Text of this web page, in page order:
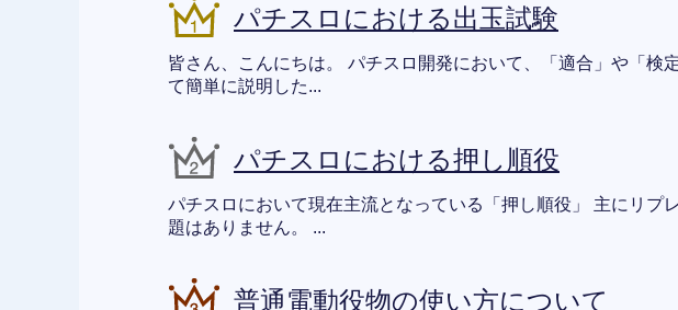
パチスロにおける出玉試験
皆さん、こんにちは。 パチスロ開発において、「適合」や「
て簡単に説明した...
パチスロにおける押し順役
パチスロにおいて現在主流となっている「押し順役」 主にリプ
題はありません。 ...
普通電動役物の使い方について